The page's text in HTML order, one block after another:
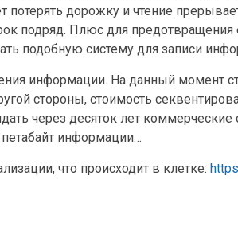
дорожку и чтение
подряд. Плюс для предотвращения
подобную систему для записи
информации. На данный момент
стороны, стоимость
через десяток лет
информации…
что происходит в клетке: